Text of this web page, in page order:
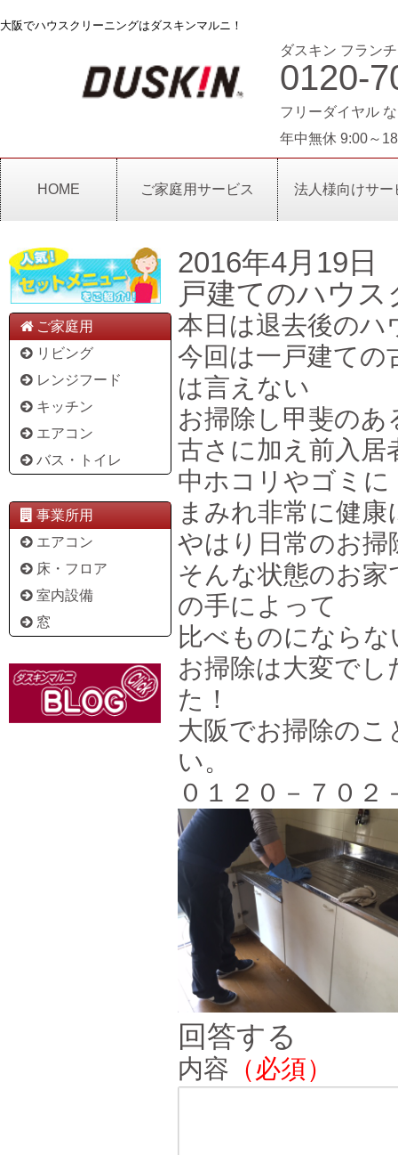
大阪でハウスクリーニングはダスキンマルニ！
ダスキン フラン
0120-
フリーダイヤル
年中無休 9:00～
HOME ご家庭用サービス 法人様向けサー
ご家庭用
リビング
レンジフード
キッチン
エアコン
バス・トイレ
事業所用
エアコン
床・フロア
室内設備
窓
2016年4月19日
戸建てのハウ
本日は退去後の
今回は一戸建ての
は言えない
お掃除し甲斐のあ
古さに加え前入居
中ホコリやゴミに
まみれ非常に健
やはり日常のお
そんな状態のお
の手によって
比べものになら
お掃除は大変で
た！
大阪でお掃除の
い。
０１２０－７０２
回答する
内容 （必須）